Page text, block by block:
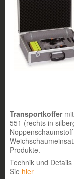
Transportkoffermit
551 (rechts in
Produkte.
Technik und
Sie hier